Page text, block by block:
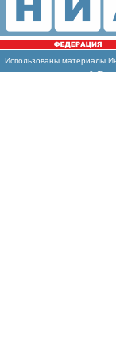
Использованы материалы
массовых коммуникаций